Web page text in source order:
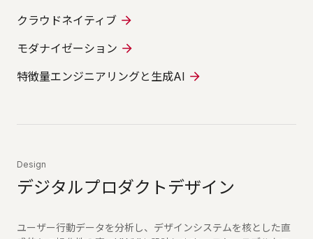
クラウドネイティブ
モダナイゼーション
特徴量エンジニアリングと生成AI
Design
デジタルプロダクトデザイン
ユーザー行動データを分析し、デザインシステムを核とした直